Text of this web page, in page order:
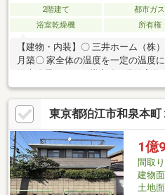
2階建て 都市ガス
浴室乾燥機
所有権
【建物・内装】〇 三井ホーム（株
月築〇 家全体の温度を一定の温度
仕切りのうえ3LDK間取りへと変更
要します）〇 LDK約17帖、リビン
ち時間の過ごし方の幅が広がるリビ
の家事導線に配慮した設計〇 玄関
荷物置き用にクローク、玄関にシ
ーカーなどの荷物も置け、コート
にトイレ有り
東京都狛江市和泉本
1億
間取り
建物
土地